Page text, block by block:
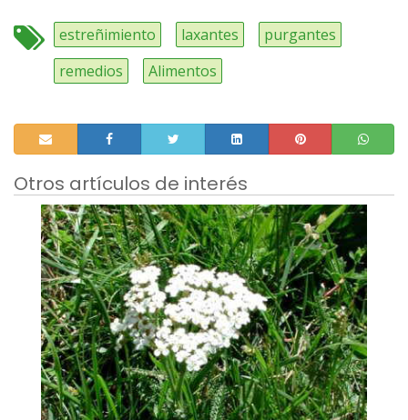
estreñimiento laxantes
purgantes
remedios
Alimentos
Otros artículos de interés